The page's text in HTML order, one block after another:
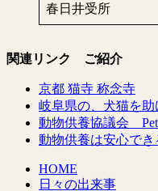
春日井受所
関連リンク ご紹介
京都 猫寺 称念寺
岐阜県の、犬猫を
動物供養協議会 Pet
動物供養は安心で
HOME
日々の出来事